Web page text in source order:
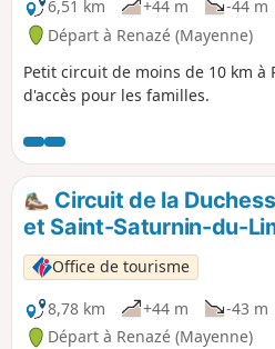
6,51 km +44 m -44 m
Départ à Renazé (Mayenne)
Petit circuit de moins de 10 km à
d'accès pour les familles.
Circuit de la
et Saint-Saturnin-du-
Office de tourisme
8,78 km
+44 m -43 m
Départ à Renazé (Mayenne)